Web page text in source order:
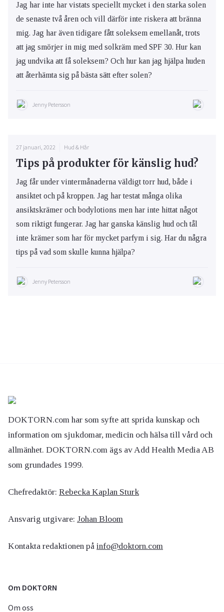
Jag har inte har vistats speciellt mycket i den starka solen
de senaste två åren och vill därför inte riskera att bränna
mig. Jag har även tidigare fått soleksem emellanåt, trots
att jag smörjer in mig med solkräm med SPF 30. Hur kan
jag undvika att få soleksem? Och hur kan jag hjälpa huden
att återhämta sig på bästa sätt efter solen?
Jenny Petersson
27 januari, 2022 Hud & Hår
Tips på produkter för känslig hud?
Jag får under vintermånaderna väldigt torr hud, både i
ansiktet och på kroppen. Jag har testat många olika
ansiktskrämer och bodylotions men har inte hittat något
som riktigt fungerar. Jag har ganska känslig hud och tål
inte krämer som har för mycket parfym i sig. Har du några
tips på vad som skulle kunna hjälpa?
Jenny Petersson
DOKTORN.com har som syfte att sprida kunskap och
information om sjukdomar, medicin och hälsa till vård och
allmänhet. DOKTORN.com ägs av Add Health Media AB
som grundades 1999.
Chefredaktör: Rebecka Kaplan Sturk
Ansvarig utgivare: Johan Bloom
Kontakta redaktionen på info@doktorn.com
Om DOKTORN
Om oss